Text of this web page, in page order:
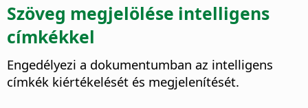
Szöveg megjelölése intelligens
címkékkel
Engedélyezi a dokumentumban az intelligens
címkék kiértékelését és megjelenítését.